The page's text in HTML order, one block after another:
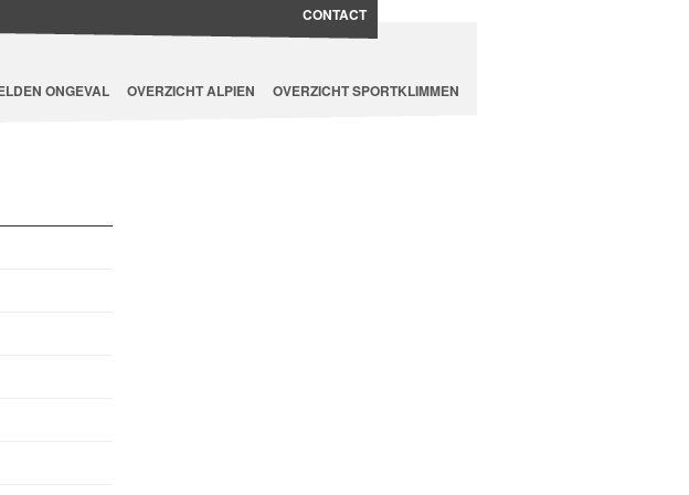
ONGEVAL OVERZICHT ALPIEN OVERZICHT SPORTKLIMMEN
CONTACT